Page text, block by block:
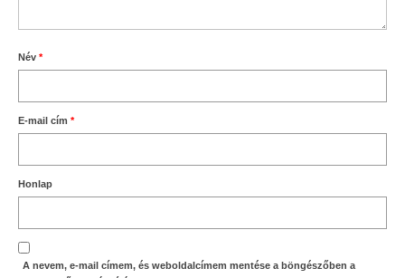
Név *
E-mail cím *
Honlap
A nevem, e-mail címem, és weboldalcímem mentése a böngészőben a